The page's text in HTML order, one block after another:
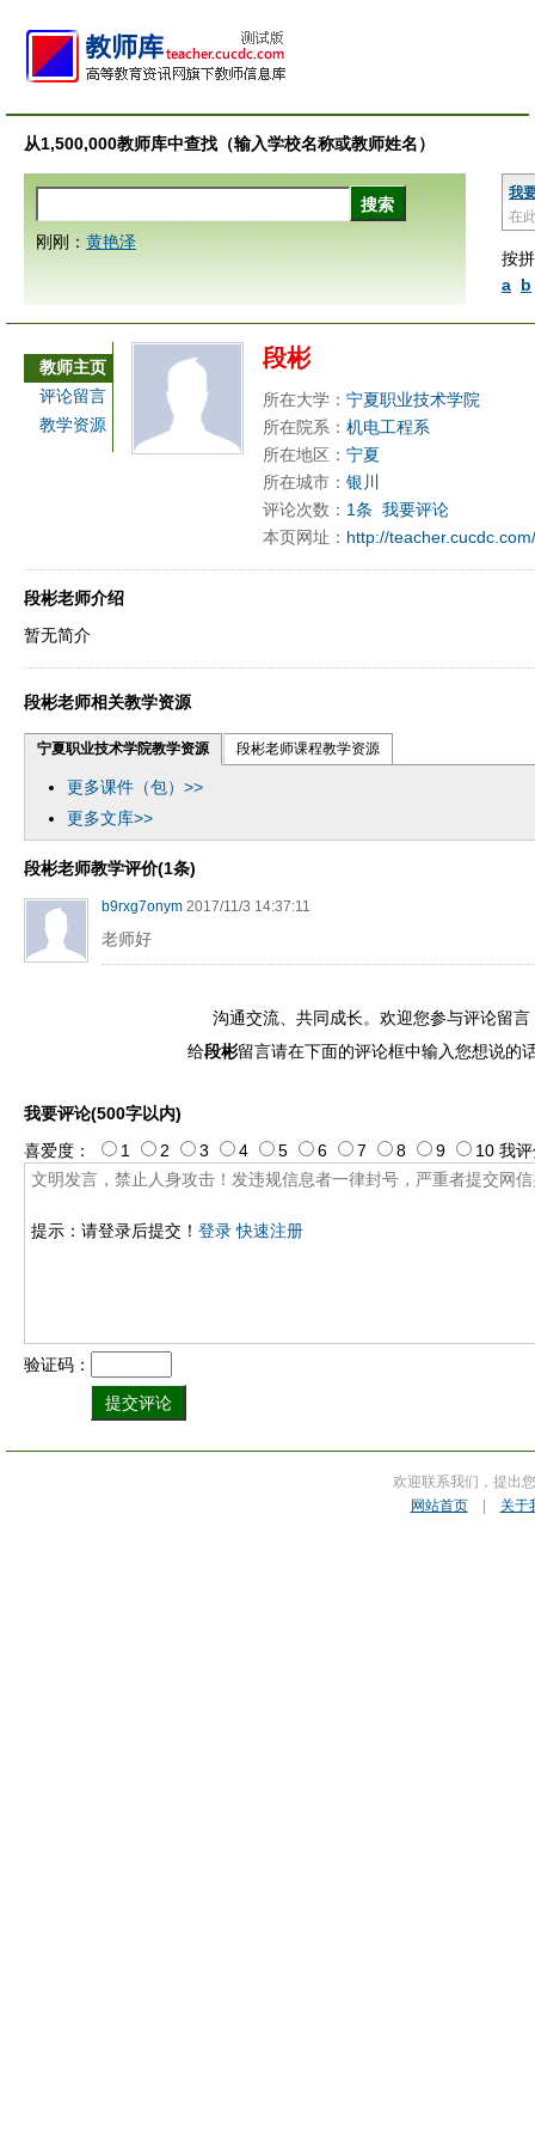
从1,500,000教师库中查找（输入学校名称或教师姓名）
我
在
按
a b
刚刚： 黄艳泽
教师主页
评论留言
教学资源
段彬
所在大学： 宁夏职业技术学院
所在院系： 机电工程系
所在地区： 宁夏
所在城市： 银川
评论次数： 1条 我要评论
本页网址： http://
段彬老师介绍
暂无简介
段彬老师相关教学资源
宁夏职业技术学院教学资源 段彬老师课程教学资源
更多课件（包）>>
更多文库>>
段彬老师教学评价(1条)
b9rxg7onym 2017/11/3 14:37:11
老师好
沟通交流、共同成长。欢迎您参与评论留言
给段彬留言请在下面的评论框中输入您想说的
我要评论(500字以内)
提示：请登录后提交！ 登录 快速注册
喜爱度： 1 2 3 4 5 6 7 8 9 10 我评
验证码：
欢迎联系我们，提出
网站首页| 关于